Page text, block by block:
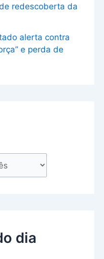
redescoberta da
alerta contra
e perda de
dia